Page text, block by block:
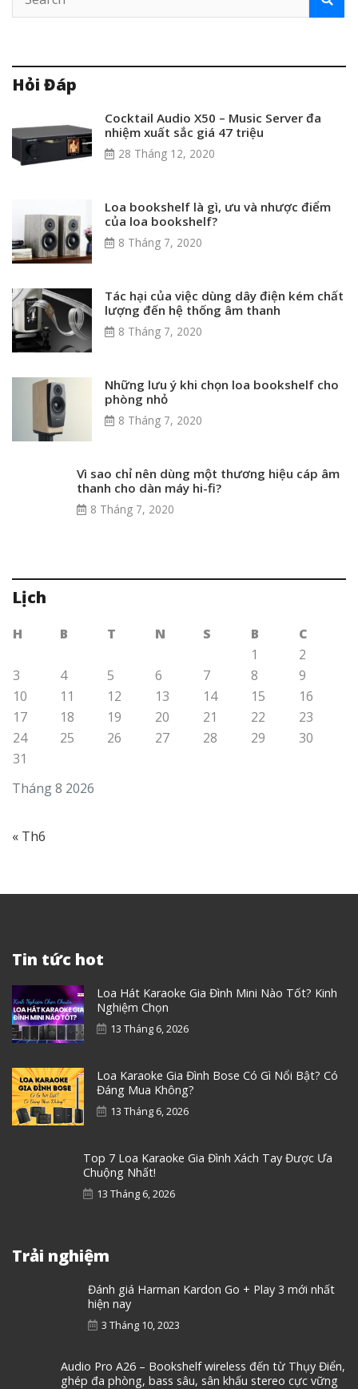
Hỏi Đáp
Cocktail Audio X50 – Music Server đa
nhiệm xuất sắc giá 47 triệu
28 Tháng 12, 2020
Loa bookshelf là gì, ưu và nhược điểm
của loa bookshelf?
8 Tháng 7, 2020
Tác hại của việc dùng dây điện kém chất
lượng đến hệ thống âm thanh
8 Tháng 7, 2020
Những lưu ý khi chọn loa bookshelf cho
phòng nhỏ
8 Tháng 7, 2020
Vì sao chỉ nên dùng một thương hiệu cáp âm
thanh cho dàn máy hi-fi?
8 Tháng 7, 2020
Lịch
Tháng 8 2026
H B T N S B
C
1
2
3
4 5 6 7 8
9
10
11 12 13 14 15
16
17
18 19 20 21 22
23
24
25 26 27 28 29
30
31
« Th6
Tin tức hot
Loa Hát Karaoke Gia Đình Mini Nào Tốt? Kinh
Nghiệm Chọn
13 Tháng 6, 2026
Loa Karaoke Gia Đình Bose Có Gì Nổi Bật? Có
Đáng Mua Không?
13 Tháng 6, 2026
Top 7 Loa Karaoke Gia Đình Xách Tay Được Ưa
Chuộng Nhất!
13 Tháng 6, 2026
Trải nghiệm
Đánh giá Harman Kardon Go + Play 3 mới nhất
hiện nay
3 Tháng 10, 2023
Audio Pro A26 – Bookshelf wireless đến từ Thụy Điển,
ghép đa phòng, bass sâu, sân khấu stereo cực vững